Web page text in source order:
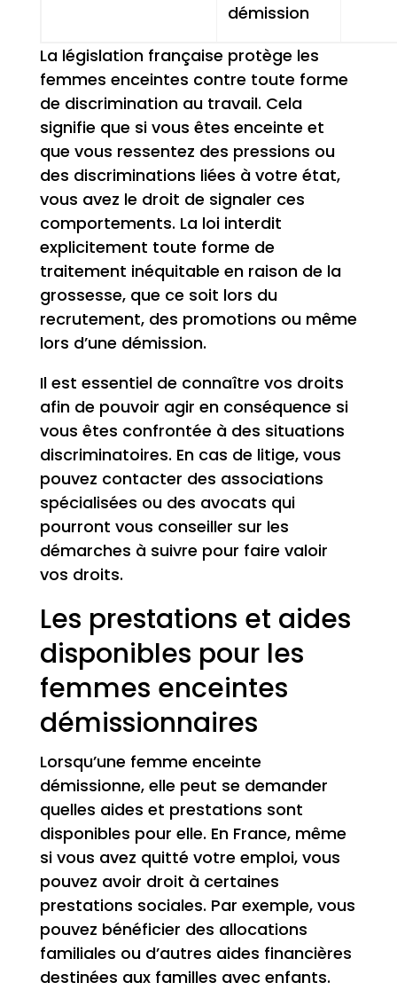
démission
La législation française protège les
femmes enceintes contre toute forme
de discrimination au travail. Cela
signifie que si vous êtes enceinte et
que vous ressentez des pressions ou
des discriminations liées à votre état,
vous avez le droit de signaler ces
comportements. La loi interdit
explicitement toute forme de
traitement inéquitable en raison de la
grossesse, que ce soit lors du
recrutement, des promotions ou même
lors d’une démission.
Il est essentiel de connaître vos droits
afin de pouvoir agir en conséquence si
vous êtes confrontée à des situations
discriminatoires. En cas de litige, vous
pouvez contacter des associations
spécialisées ou des avocats qui
pourront vous conseiller sur les
démarches à suivre pour faire valoir
vos droits.
Les prestations et aides
disponibles pour les
femmes enceintes
démissionnaires
Lorsqu’une femme enceinte
démissionne, elle peut se demander
quelles aides et prestations sont
disponibles pour elle. En France, même
si vous avez quitté votre emploi, vous
pouvez avoir droit à certaines
prestations sociales. Par exemple, vous
pouvez bénéficier des allocations
familiales ou d’autres aides financières
destinées aux familles avec enfants.